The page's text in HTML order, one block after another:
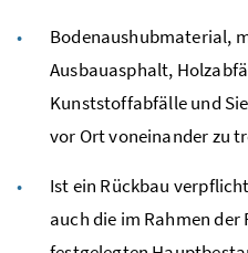
Bodenaushubmaterial,
Ausbauasphalt,
Kunststoffabfälle und
vor Ort voneinander zu
Ist ein Rückbau
auch die im Rahmen